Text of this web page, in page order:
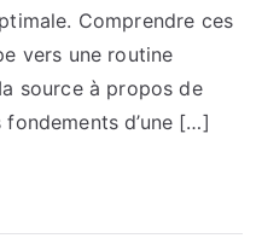
:
prévenir
signes
du
Comprendre ces
vers une routine
source à propos de
d’une […]